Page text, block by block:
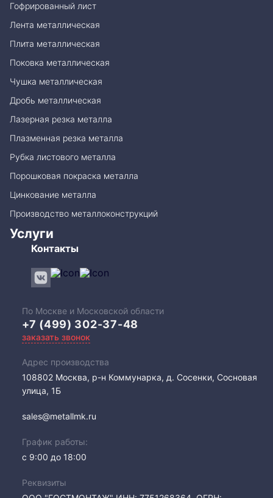
Гофрированный лист
Лента металлическая
Плита металлическая
Поковка металлическая
Чушка металлическая
Дробь металлическая
Лазерная резка металла
Плазменная резка металла
Рубка листового металла
Порошковая покраска металла
Цинкование металла
Производство металлоконструкций
Услуги
Контакты
По Москве и Московской области
+7 (499) 302-37-48
заказать звонок
Адрес производства
108802​ Москва, р-н Коммунарка, д. Сосенки, Сосновая
улица, 1Б
sales@metallmk.ru
График работы:
с 9:00 до 18:00
Реквизиты